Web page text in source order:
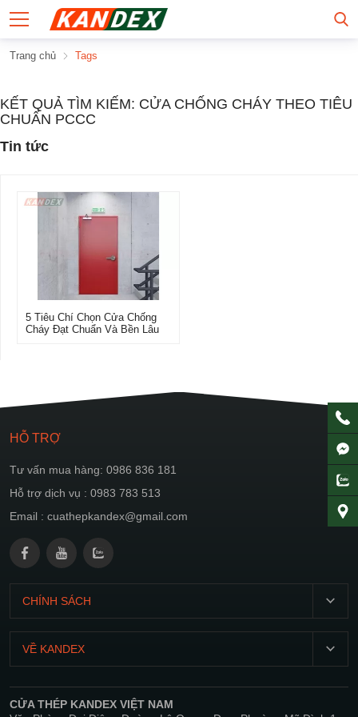
Trang chủ Tags
KẾT QUẢ TÌM KIẾM: CỬA CHỐNG CHÁY THEO TIÊU
CHUẨN PCCC
Tin tức
5 Tiêu Chí Chọn Cửa Chống
Cháy Đạt Chuẩn Và Bền Lâu
HỖ TRỢ
Tư vấn mua hàng: 0986 836 181
Hỗ trợ dịch vụ : 0983 783 513
Email : cuathepkandex@gmail.com
CHÍNH SÁCH
CN:
07:00
Chính
VỀ KANDEX
CỬA THÉP KANDEX VIỆT NAM